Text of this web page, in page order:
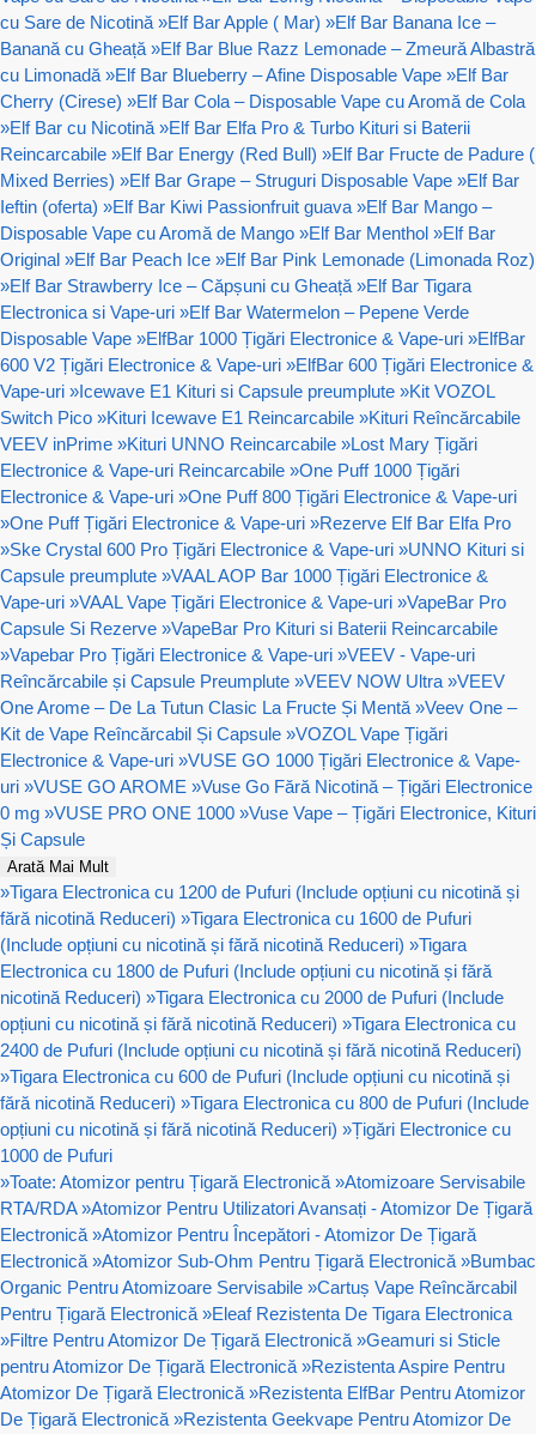
cu Sare de Nicotină »Elf Bar Apple ( Mar) »Elf Bar Banana Ice –
Banană cu Gheață »Elf Bar Blue Razz Lemonade – Zmeură Albastră
cu Limonadă »Elf Bar Blueberry – Afine Disposable Vape »Elf Bar
Cherry (Cirese) »Elf Bar Cola – Disposable Vape cu Aromă de Cola
»Elf Bar cu Nicotină »Elf Bar Elfa Pro & Turbo Kituri si Baterii
Reincarcabile »Elf Bar Energy (Red Bull) »Elf Bar Fructe de Padure (
Mixed Berries) »Elf Bar Grape – Struguri Disposable Vape »Elf Bar
Ieftin (oferta) »Elf Bar Kiwi Passionfruit guava »Elf Bar Mango –
Disposable Vape cu Aromă de Mango »Elf Bar Menthol »Elf Bar
Original »Elf Bar Peach Ice »Elf Bar Pink Lemonade (Limonada Roz)
»Elf Bar Strawberry Ice – Căpșuni cu Gheață »Elf Bar Tigara
Electronica si Vape-uri »Elf Bar Watermelon – Pepene Verde
Disposable Vape »ElfBar 1000 Țigări Electronice & Vape-uri »ElfBar
600 V2 Țigări Electronice & Vape-uri »ElfBar 600 Țigări Electronice &
Vape-uri »Icewave E1 Kituri si Capsule preumplute »Kit VOZOL
Switch Pico »Kituri Icewave E1 Reincarcabile »Kituri Reîncărcabile
VEEV inPrime »Kituri UNNO Reincarcabile »Lost Mary Țigări
Electronice & Vape-uri Reincarcabile »One Puff 1000 Țigări
Electronice & Vape-uri »One Puff 800 Țigări Electronice & Vape-uri
»One Puff Țigări Electronice & Vape-uri »Rezerve Elf Bar Elfa Pro
»Ske Crystal 600 Pro Țigări Electronice & Vape-uri »UNNO Kituri si
Capsule preumplute »VAAL AOP Bar 1000 Țigări Electronice &
Vape-uri »VAAL Vape Țigări Electronice & Vape-uri »VapeBar Pro
Capsule Si Rezerve »VapeBar Pro Kituri si Baterii Reincarcabile
»Vapebar Pro Țigări Electronice & Vape-uri »VEEV - Vape-uri
Reîncărcabile și Capsule Preumplute »VEEV NOW Ultra »VEEV
One Arome – De La Tutun Clasic La Fructe Și Mentă »Veev One –
Kit de Vape Reîncărcabil Și Capsule »VOZOL Vape Țigări
Electronice & Vape-uri »VUSE GO 1000 Țigări Electronice & Vape-
uri »VUSE GO AROME »Vuse Go Fără Nicotină – Țigări Electronice
0 mg »VUSE PRO ONE 1000 »Vuse Vape – Țigări Electronice, Kituri
Și Capsule
Arată Mai Mult
»Tigara Electronica cu 1200 de Pufuri (Include opțiuni cu nicotină și
fără nicotină Reduceri) »Tigara Electronica cu 1600 de Pufuri
(Include opțiuni cu nicotină și fără nicotină Reduceri) »Tigara
Electronica cu 1800 de Pufuri (Include opțiuni cu nicotină și fără
nicotină Reduceri) »Tigara Electronica cu 2000 de Pufuri (Include
opțiuni cu nicotină și fără nicotină Reduceri) »Tigara Electronica cu
2400 de Pufuri (Include opțiuni cu nicotină și fără nicotină Reduceri)
»Tigara Electronica cu 600 de Pufuri (Include opțiuni cu nicotină și
fără nicotină Reduceri) »Tigara Electronica cu 800 de Pufuri (Include
opțiuni cu nicotină și fără nicotină Reduceri) »Țigări Electronice cu
1000 de Pufuri
»Toate: Atomizor pentru Țigară Electronică »Atomizoare Servisabile
RTA/RDA »Atomizor Pentru Utilizatori Avansați - Atomizor De Țigară
Electronică »Atomizor Pentru Începători - Atomizor De Țigară
Electronică »Atomizor Sub-Ohm Pentru Țigară Electronică »Bumbac
Organic Pentru Atomizoare Servisabile »Cartuș Vape Reîncărcabil
Pentru Țigară Electronică »Eleaf Rezistenta De Tigara Electronica
»Filtre Pentru Atomizor De Țigară Electronică »Geamuri si Sticle
pentru Atomizor De Țigară Electronică »Rezistenta Aspire Pentru
Atomizor De Țigară Electronică »Rezistenta ElfBar Pentru Atomizor
De Țigară Electronică »Rezistenta Geekvape Pentru Atomizor De